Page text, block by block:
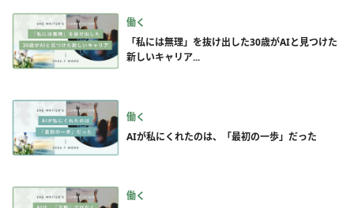
働く
「私には無理」を抜け出した30歳がAIと見つけた
新しいキャリア...
働く
AIが私にくれたのは、「最初の一歩」だった
働く